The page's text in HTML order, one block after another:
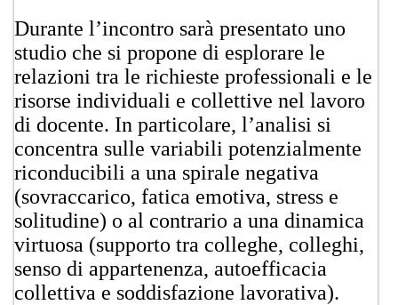
Durante l’incontro sarà presentato uno
studio che si propone di esplorare le
relazioni tra le richieste professionali e le
risorse individuali e collettive nel lavoro
di docente. In particolare, l’analisi si
concentra sulle variabili potenzialmente
riconducibili a una spirale negativa
(sovraccarico, fatica emotiva, stress e
solitudine) o al contrario a una dinamica
virtuosa (supporto tra colleghe,​ colleghi,
senso di appartenenza, autoefficacia
collettiva e soddisfazione lavorativa).